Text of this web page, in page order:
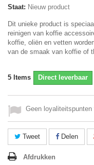
Staat: Nieuw product
Dit unieke product is
reinigen van koffie
koffie, oliën en vetten
van de smaak van koffie of
5 Items Direct leverbaar
Geen
Tweet Delen
Afdrukken